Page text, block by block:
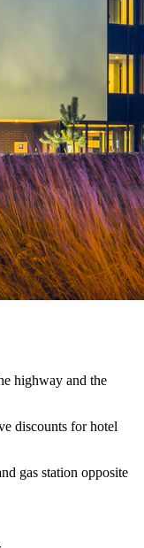
highway and the
discounts for hotel
gas station opposite